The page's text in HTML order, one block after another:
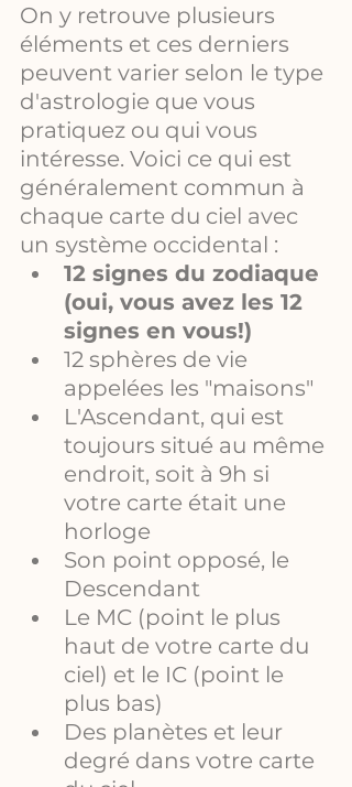
On y retrouve plusieurs
éléments et ces derniers
peuvent varier selon le type
d'astrologie que vous
pratiquez ou qui vous
intéresse. Voici ce qui est
généralement commun à
chaque carte du ciel avec
un système occidental :
12 signes du zodiaque
(oui, vous avez les 12
signes en vous!)
12 sphères de vie
appelées les "maisons"
L'Ascendant, qui est
toujours situé au même
endroit, soit à 9h si
votre carte était une
horloge
Son point opposé, le
Descendant
Le MC (point le plus
haut de votre carte du
ciel) et le IC (point le
plus bas)
Des planètes et leur
degré dans votre carte